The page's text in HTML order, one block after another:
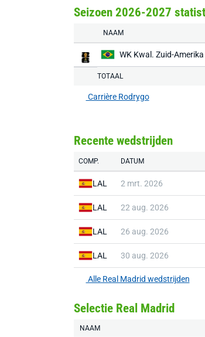
Seizoen 2026-2027
NAAM
WK Kwal. Zuid-Amerika
TOTAAL
Carrière Rodrygo
Recente wedstrijden
COMP. DATUM
LAL 2 mrt. 2026
LAL 22 aug. 2026
LAL 26 aug. 2026
LAL 30 aug. 2026
Alle Real Madrid wedstrijden
Selectie Real Madrid
NAAM